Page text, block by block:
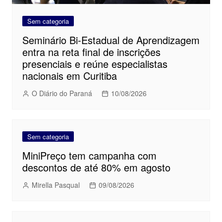
Sem categoria
Seminário Bi-Estadual de Aprendizagem
entra na reta final de inscrições
presenciais e reúne especialistas
nacionais em Curitiba
O Diário do Paraná 10/08/2026
Sem categoria
MiniPreço tem campanha com
descontos de até 80% em agosto
Mirella Pasqual 09/08/2026